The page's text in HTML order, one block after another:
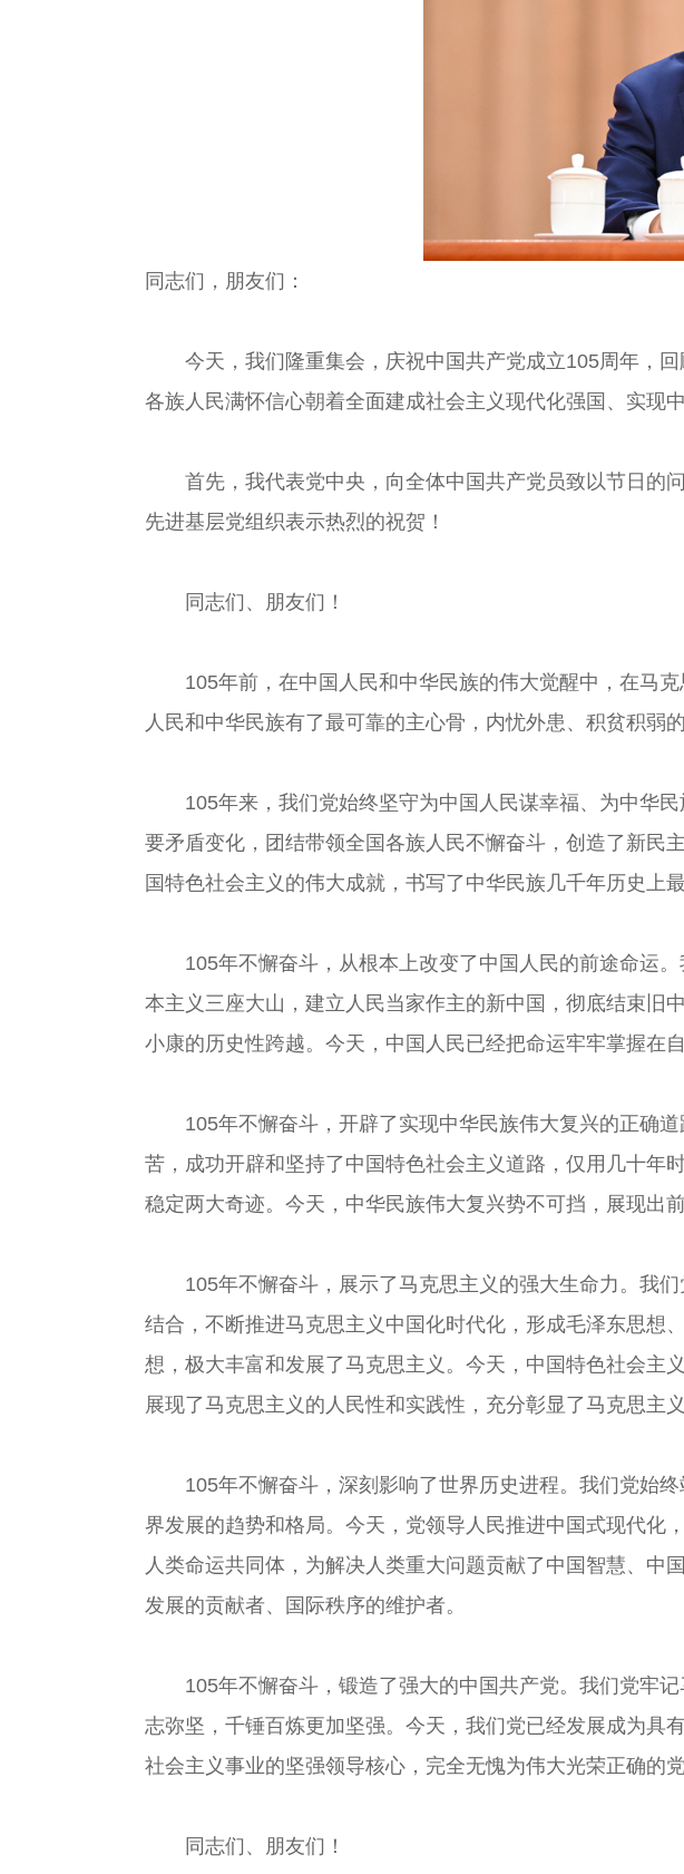
同志们，朋友们：
今天，我们隆重集会，庆祝中国共产党成立105周年，回
各族人民满怀信心朝着全面建成社会主义现代化强国、实现
首先，我代表党中央，向全体中国共产党员致以节日的问
先进基层党组织表示热烈的祝贺！
同志们、朋友们！
105年前，在中国人民和中华民族的伟大觉醒中，在马克
人民和中华民族有了最可靠的主心骨，内忧外患、积贫积弱
105年来，我们党始终坚守为中国人民谋幸福、为中华民
要矛盾变化，团结带领全国各族人民不懈奋斗，创造了新民
国特色社会主义的伟大成就，书写了中华民族几千年历史上
105年不懈奋斗，从根本上改变了中国人民的前途命运。
本主义三座大山，建立人民当家作主的新中国，彻底结束旧
小康的历史性跨越。今天，中国人民已经把命运牢牢掌握在
105年不懈奋斗，开辟了实现中华民族伟大复兴的正确道
苦，成功开辟和坚持了中国特色社会主义道路，仅用几十年
稳定两大奇迹。今天，中华民族伟大复兴势不可挡，展现出
105年不懈奋斗，展示了马克思主义的强大生命力。我们
结合，不断推进马克思主义中国化时代化，形成毛泽东思想
想，极大丰富和发展了马克思主义。今天，中国特色社会主
展现了马克思主义的人民性和实践性，充分彰显了马克思主
105年不懈奋斗，深刻影响了世界历史进程。我们党始终
界发展的趋势和格局。今天，党领导人民推进中国式现代化
人类命运共同体，为解决人类重大问题贡献了中国智慧、中
发展的贡献者、国际秩序的维护者。
105年不懈奋斗，锻造了强大的中国共产党。我们党牢记
志弥坚，千锤百炼更加坚强。今天，我们党已经发展成为具
社会主义事业的坚强领导核心，完全无愧为伟大光荣正确的党
同志们、朋友们！